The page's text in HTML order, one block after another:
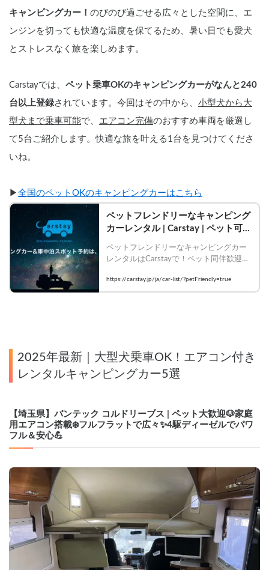
キャンピングカー！ のびのび過ごせる広々とした空間に、エ
ンジンを切っても快適な温度を保てるため、暑い日でも愛犬
とストレスなく旅を楽しめます。
Carstayでは、 ペット乗車OKのキャンピングカーがなんと240
台以上登録されています。今回はその中から、 小型犬から大
型犬まで乗車可能で、 エアコン完備のおすすめ車両を厳選し
て5台ご紹介します。快適な旅を叶える1台を見つけてくださ
いね。
▶︎ 全国のペットOKのキャンピングカーはこちら
ペットフレンドリーなキャンピング
カーレンタル | Carstay | ペット可の
ペットフレンドリーなキャンピングカー
レンタルはCarstayで！ペット同伴歓迎の
すぐ予約！ | ペット可のキャンピングカ
ー一覧
https://carstay.jp/ja/car-list/?petFriendly=true
2025年最新｜大型犬乗車OK！エアコン付き
レンタルキャンピングカー5選
【埼玉県】バンテック コルドリーブス | ペット大歓迎🐶家庭
用エアコン搭載❄️フルフラットで広々✨️4駆ディーゼルでパワ
フル＆安心💪